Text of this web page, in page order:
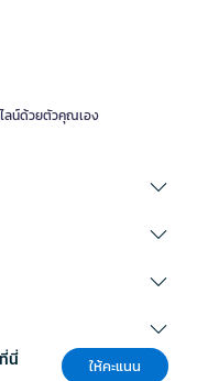
การป้องกัน
ยุการใช้งานของแผ่น
าศที่เหมาะสม
ช่วยให้เครื่องทำงานได้
เชื่อถือได้และมีมาตรฐาน
านและให้ประสิทธิภาพ
ลน์ด้วยตัวคุณเอง
นี่ ให้คะแนน